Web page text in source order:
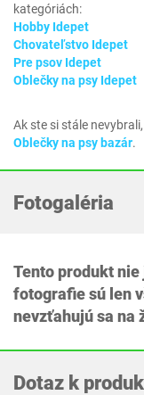
kategóriách:
Hobby Idepet
Chovateľstvo Idepet
Pre psov Idepet
Oblečky na psy Idepet
Ak ste si stále
Oblečky na psy bazár.
Fotogaléria
Tento produkt
fotografie sú len
nevzťahujú sa na
Dotaz k